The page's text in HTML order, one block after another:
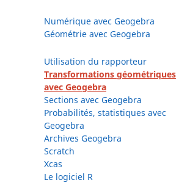
Numérique avec Geogebra
Géométrie avec Geogebra
Utilisation du rapporteur
Transformations géométriques
avec Geogebra
Sections avec Geogebra
Probabilités, statistiques avec
Geogebra
Archives Geogebra
Scratch
Xcas
Le logiciel R